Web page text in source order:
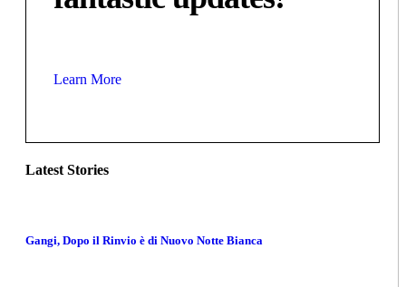
Learn More
Latest Stories
Gangi, Dopo il Rinvio è di Nuovo Notte Bianca